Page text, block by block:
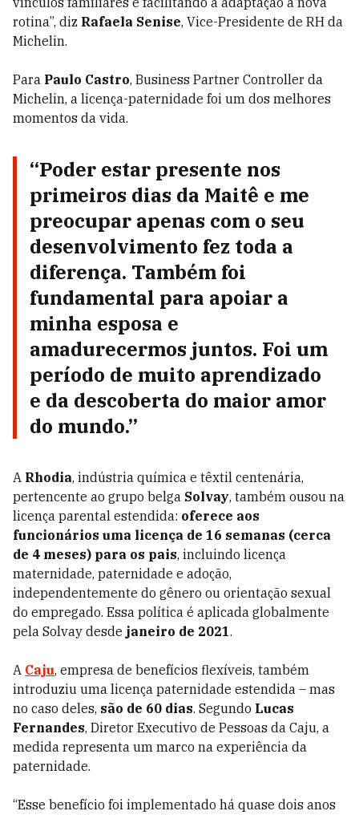
rotina”, diz Rafaela Senise, Vice-Presidente de RH da
Michelin.
Para Paulo Castro, Business Partner Controller da
Michelin, a licença-paternidade foi um dos melhores
momentos da vida.
“Poder estar presente nos
primeiros dias da Maitê e me
preocupar apenas com o seu
desenvolvimento fez toda a
diferença. Também foi
fundamental para apoiar a
minha esposa e
amadurecermos juntos. Foi um
período de muito aprendizado
e da descoberta do maior amor
do mundo.”
A Rhodia, indústria química e têxtil centenária,
pertencente ao grupo belga Solvay, também ousou na
licença parental estendida: oferece aos
funcionários uma licença de 16 semanas (cerca
de 4 meses) para os pais, incluindo licença
maternidade, paternidade e adoção,
independentemente do gênero ou orientação sexual
do empregado. Essa política é aplicada globalmente
pela Solvay desde janeiro de 2021.
A Caju, empresa de benefícios flexíveis, também
introduziu uma licença paternidade estendida – mas
no caso deles, são de 60 dias. Segundo Lucas
Fernandes, Diretor Executivo de Pessoas da Caju, a
medida representa um marco na experiência da
paternidade.
“Esse benefício foi implementado há quase dois anos